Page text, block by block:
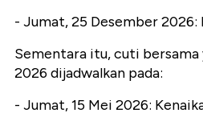
- Jumat, 25 Desember 2026:
Sementara itu, cuti bersama
2026 dijadwalkan pada:
- Jumat, 15 Mei 2026: